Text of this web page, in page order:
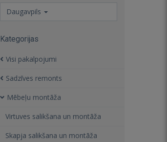
Daugavpils
Kategorijas
Visi pakalpojumi
Sadzīves remonts
Mēbeļu montāža
Virtuves salikšana un montāža
Skapja salikšana un montāža